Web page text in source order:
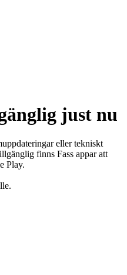
just nu
eller tekniskt
finns Fass appar att
Play.